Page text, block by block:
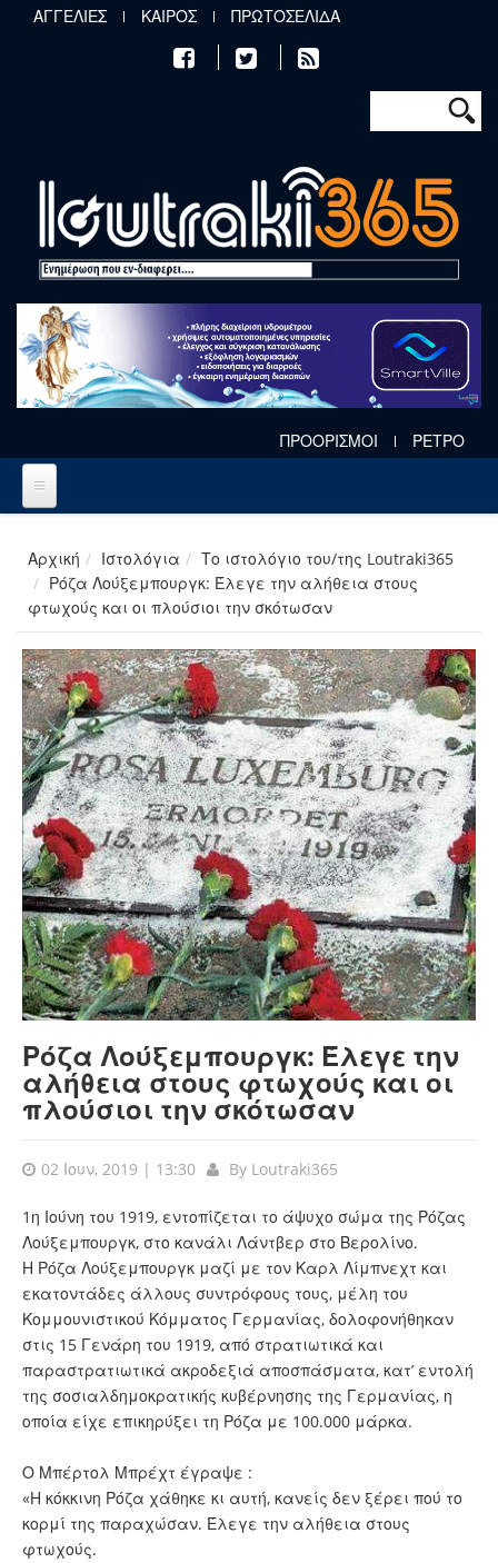
Παράκαμψη προς το κυρίως περιεχόμενο
ΑΓΓΕΛΙΕΣ ΚΑΙΡΟΣ ΠΡΩΤΟΣΕΛΙΔΑ
Φόρμα
Αναζήτηση
ΠΡΟΟΡΙΣΜΟΙ ΡΕΤΡΟ
Αρχική Ιστολόγια
Το ιστολόγιο του/της Loutraki365
Ρόζα Λούξεμπουργκ: Έλεγε την αλήθεια στους
φτωχούς και οι πλούσιοι την σκότωσαν
Ρόζα Λούξεμπουργκ: Έλεγε την
αλήθεια στους φτωχούς και οι
πλούσιοι την σκότωσαν
02 Ιουν, 2019 | 13:30 By Loutraki365
1η Ιούνη του 1919, εντοπίζεται το άψυχο σώμα της Ρόζας
Λούξεμπουργκ, στο κανάλι Λάντβερ στο Βερολίνο.
Η Ρόζα Λούξεμπουργκ μαζί με τον Καρλ Λίμπνεχτ και
εκατοντάδες άλλους συντρόφους τους, μέλη του
Κομμουνιστικού Κόμματος Γερμανίας, δολοφονήθηκαν
στις 15 Γενάρη του 1919, από στρατιωτικά και
παραστρατιωτικά ακροδεξιά αποσπάσματα, κατ’ εντολή
της σοσιαλδημοκρατικής κυβέρνησης της Γερμανίας, η
οποία είχε επικηρύξει τη Ρόζα με 100.000 μάρκα.
Ο Μπέρτολ Μπρέχτ έγραψε :
«Η κόκκινη Ρόζα χάθηκε κι αυτή, κανείς δεν ξέρει πού το
κορμί της παραχώσαν. Έλεγε την αλήθεια στους
φτωχούς.